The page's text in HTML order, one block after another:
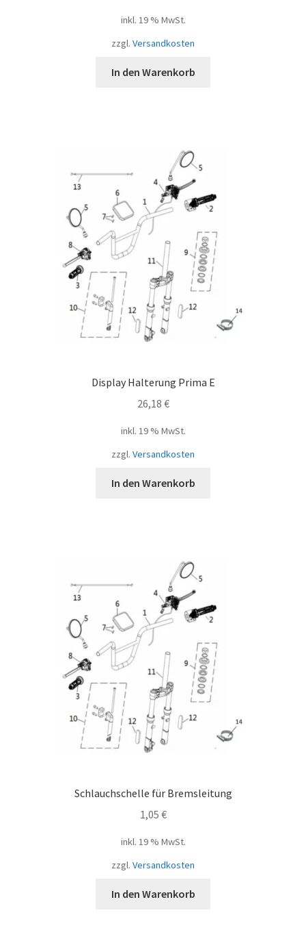
inkl. 19 % MwSt.
zzgl. Versandkosten
In den Warenkorb
Display Halterung Prima E
26,18 €
inkl. 19 % MwSt.
zzgl. Versandkosten
In den Warenkorb
Schlauchschelle für Bremsleitung
1,05 €
inkl. 19 % MwSt.
zzgl. Versandkosten
In den Warenkorb